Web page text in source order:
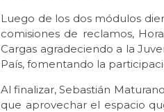
Luego de los dos módulos
comisiones de reclamos,
Cargas agradeciendo a la
País, fomentando la
Al finalizar, Sebastián
que aprovechar el espacio